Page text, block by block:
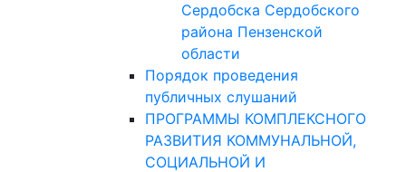
Сердобска Сердобского
района Пензенской
области
Порядок проведения
публичных слушаний
ПРОГРАММЫ КОМПЛЕКСНОГО
РАЗВИТИЯ КОММУНАЛЬНОЙ,
СОЦИАЛЬНОЙ И